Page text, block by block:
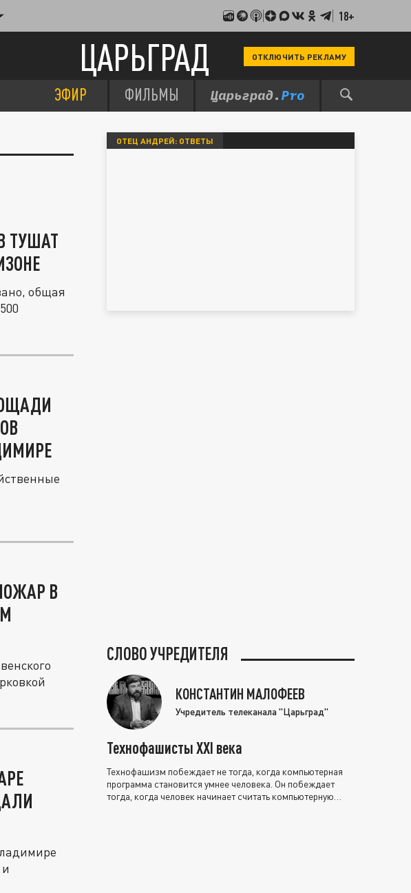
18+
ЦАРЬГРАД ОТКЛЮЧИТЬ РЕКЛАМУ
ЭФИР ФИЛЬМЫ
ТУШАТ
общая
В
ОТЕЦ АНДРЕЙ: ОТВЕТЫ
СЛОВО УЧРЕДИТЕЛЯ
КОНСТАНТИН МАЛОФЕЕВ
Учредитель телеканала "Царьград"
Технофашисты XXI века
Технофашизм побеждает не тогда, когда компьютерная
программа становится умнее человека. Он побеждает
тогда, когда человек начинает считать компьютерную